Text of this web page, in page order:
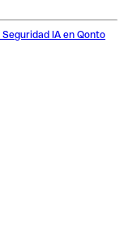
Seguridad IA en Qonto